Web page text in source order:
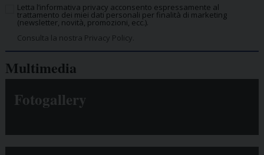
Letta l’informativa privacy acconsento espressamente al
trattamento dei miei dati personali per finalità di marketing
(newsletter, novità, promozioni, ecc.).
Consulta la nostra Privacy Policy.
Multimedia
Fotogallery